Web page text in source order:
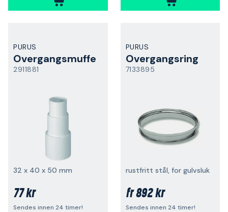
PURUS
Overgangsmuffe
2911881
32 x 40 x 50 mm
77 kr
Sendes innen 24 timer!
PURUS
Overgangsring
7133895
rustfritt stål, for gulvsluk
fr892 kr
Sendes innen 24 timer!